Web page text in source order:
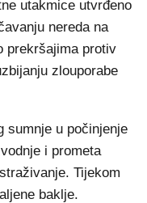
utakmice utvrđeno
nereda na
prekršajima protiv
zlouporabe
sumnje u počinjenje
i prometa
Tijekom
baklje.